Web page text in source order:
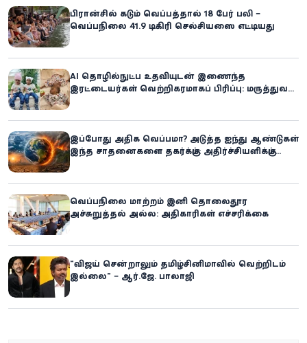
பிரான்சில் கடும் வெப்பத்தால் 18 பேர் பலி –
வெப்பநிலை 41.9 டிகிரி செல்சியஸை எட்டியது
AI தொழில்நுட்ப உதவியுடன் இணைந்த
இரட்டையர்கள் வெற்றிகரமாகப் பிரிப்பு: மருத்துவ
இப்போது அதிக வெப்பமா? அடுத்த ஐந்து ஆண்டுகள்
இந்த சாதனைகளை தகர்க்கும்: அதிர்ச்சியளிக்கும்
வெப்பநிலை மாற்றம் இனி தொலைதூர
அச்சுறுத்தல் அல்ல: அதிகாரிகள் எச்சரிக்கை
“விஜய் சென்றாலும் தமிழ்சினிமாவில் வெற்றிடம்
இல்லை” – ஆர்.ஜே. பாலாஜி